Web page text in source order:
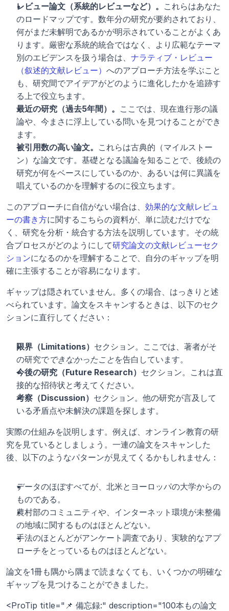
レビュー論文（系統的レビューなど）。 これらはあなた
のロードマップです。数年分の研究が要約されており、
何がまだ未解明であるかが明示されていることがよくあ
ります。厳密な系統的統合ではなく、より広範なテーマ
別のエビデンスを扱う場合は、 ナラティブ・レビュー
（叙述的文献レビュー） へのアプローチ方法を学ぶこと
も、研究間でアイデアがどのように進化したかを追跡す
る上で役立ちます。
最近の研究（過去5年間）。 ここでは、現在進行形の議
論や、今まさに浮上している問いを見つけることができ
ます。
被引用数の高い論文。 これらは古典的（マイルストー
ン）な論文です。基礎となる議論を知ることで、後続の
研究が何をベースにしているのか、あるいは何に異議を
唱えているのかを理解するのに役立ちます。
このアプローチに自信がない場合は、 効果的な文献レビュ
ーの書き方に関するこちらの資料が、単に読むだけでな
く、研究を分析・統合する方法を説明しています。その統
合プロセスがどのようにして研究論文の文献レビューセク
ションになるのかを理解することで、自分のギャップを明
確に主張することが容易になります。
ギャップは隠されていません。多くの場合、はっきりと述
べられています。論文をスキャンするときは、以下のセク
ションに直行してください：
限界（Limitations） セクション。ここでは、著者がそ
の研究でできなかったことを告白しています。
今後の研究（Future Research） セクション。これは直
接的な招待状と考えてください。
考察（Discussion） セクション。他の研究が言及して
いる矛盾点や未解決の課題を探します。
実際の仕組みを説明します。例えば、オンライン教育の研
究を見ているとしましょう。一連の論文をスキャンした
後、以下のようなパターンが見えてくるかもしれません：
データのほぼすべてが、北米とヨーロッパの大学からの
ものである。
農村部のコミュニティや、インターネット環境が未整備
の地域に関するものはほとんどない。
手法のほとんどがアンケート調査であり、実験的なアプ
ローチをとっているものはほとんどない。
論文を1冊も隅から隅まで読まなくても、いくつかの明確な
ギャップを見つけることができました。
<ProTip title="📌 備忘録:" description="100本もの論文